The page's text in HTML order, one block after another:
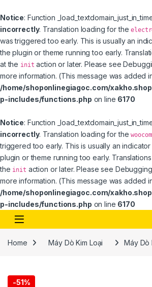
Notice: Function
incorrectly. Translation loading for the
was triggered too early. This is usually an
the plugin or theme running too early.
at the init action or later. Please see
more information. (This message was added
/home/shoponlinegiagoc.com/
p-includes/functions.php on line 6170
Notice: Function
incorrectly. Translation loading for the
triggered too early. This is usually an
plugin or theme running too early.
the init action or later. Please see
more information. (This message was added
/home/shoponlinegiagoc.com/
p-includes/functions.php on line 6170
Skip to navigation
Skip to content
Home Máy Dò Kim Loại Máy Dò
-51%